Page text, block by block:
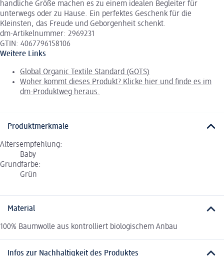
handliche Größe machen es zu einem idealen Begleiter für
unterwegs oder zu Hause. Ein perfektes Geschenk für die
Kleinsten, das Freude und Geborgenheit schenkt.
dm-Artikelnummer: 2969231
GTIN: 4067796158106
Weitere Links
Global Organic Textile Standard (GOTS)
Woher kommt dieses Produkt? Klicke hier und finde es im
dm-Produktweg heraus.
Produktmerkmale
Altersempfehlung:
Baby
Grundfarbe:
Grün
Material
100% Baumwolle aus kontrolliert biologischem Anbau
Infos zur Nachhaltigkeit des Produktes